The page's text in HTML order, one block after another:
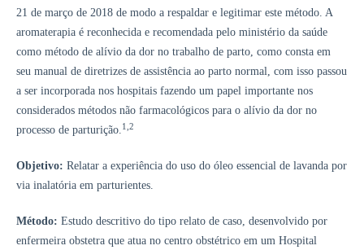
21 de março de 2018 de modo a respaldar e legitimar este método. A
aromaterapia é reconhecida e recomendada pelo ministério da saúde
como método de alívio da dor no trabalho de parto, como consta em
seu manual de diretrizes de assistência ao parto normal, com isso passou
a ser incorporada nos hospitais fazendo um papel importante nos
considerados métodos não farmacológicos para o alívio da dor no
processo de parturição. 1,2
Objetivo: Relatar a experiência do uso do óleo essencial de lavanda por
via inalatória em parturientes.
Método: Estudo descritivo do tipo relato de caso, desenvolvido por
enfermeira obstetra que atua no centro obstétrico em um Hospital